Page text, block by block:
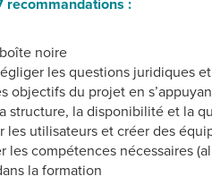
recommandations :
noire
les questions juridiques
objectifs du projet en
structure, la disponibilité et la
les utilisateurs et créer des
les compétences nécessaires
la formation